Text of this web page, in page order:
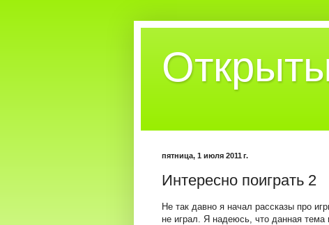
пятница, 1 июля 2011 г.
Интересно поиграть 2
Не так давно я начал рассказы про
не играл. Я надеюсь, что данная